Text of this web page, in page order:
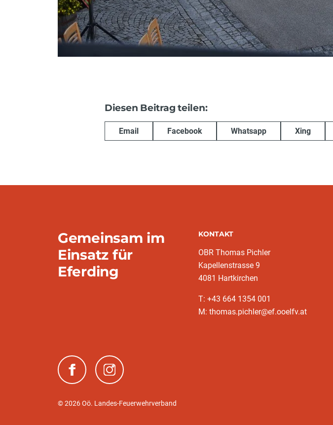
Diesen Beitrag teilen:
Email Facebook Whatsapp Xing
Gemeinsam im
Einsatz für
Eferding
KONTAKT
OBR Thomas Pichler
Kapellenstrasse 9
4081 Hartkirchen
T: +43 664 1354 001
M: thomas.pichler@ef.ooelfv.at
(neues Fenster)(neues Fenster)
© 2026 Oö. Landes-Feuerwehrverband